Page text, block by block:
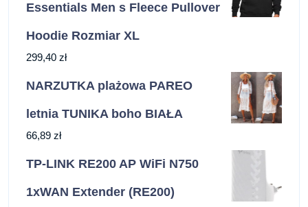
Essentials Men s Fleece Pullover
Hoodie Rozmiar XL
299,40 zł
NARZUTKA plażowa PAREO
letnia TUNIKA boho BIAŁA
66,89 zł
TP-LINK RE200 AP WiFi N750
1xWAN Extender (RE200)